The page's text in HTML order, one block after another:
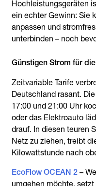
Hochleistungsgeräten
ein echter Gewinn: Sie
anpassen und
unterbinden – noch
Zeitvariable Tarife
Deutschland rasant.
17:00 und 21:00 Uhr
oder das Elektroauto
drauf. In diesen teuren
Netz zu ziehen, treibt
Kilowattstunde nach
EcoFlow OCEAN 2 –
umgehen möchte,